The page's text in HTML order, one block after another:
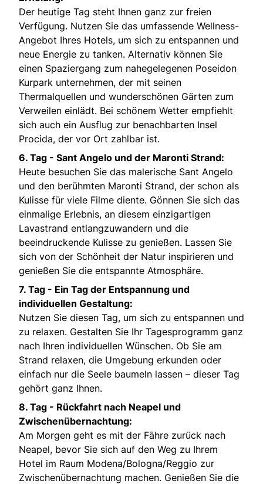
Der heutige Tag steht Ihnen ganz zur freien
Verfügung. Nutzen Sie das umfassende Wellness-
Angebot Ihres Hotels, um sich zu entspannen und
neue Energie zu tanken. Alternativ können Sie
einen Spaziergang zum nahegelegenen Poseidon
Kurpark unternehmen, der mit seinen
Thermalquellen und wunderschönen Gärten zum
Verweilen einlädt. Bei schönem Wetter empfiehlt
sich auch ein Ausflug zur benachbarten Insel
Procida, der vor Ort zahlbar ist.
6. Tag - Sant Angelo und der Maronti Strand:
Heute besuchen Sie das malerische Sant Angelo
und den berühmten Maronti Strand, der schon als
Kulisse für viele Filme diente. Gönnen Sie sich das
einmalige Erlebnis, an diesem einzigartigen
Lavastrand entlangzuwandern und die
beeindruckende Kulisse zu genießen. Lassen Sie
sich von der Schönheit der Natur inspirieren und
genießen Sie die entspannte Atmosphäre.
7. Tag - Ein Tag der Entspannung und
individuellen Gestaltung:
Nutzen Sie diesen Tag, um sich zu entspannen und
zu relaxen. Gestalten Sie Ihr Tagesprogramm ganz
nach Ihren individuellen Wünschen. Ob Sie am
Strand relaxen, die Umgebung erkunden oder
einfach nur die Seele baumeln lassen – dieser Tag
gehört ganz Ihnen.
8. Tag - Rückfahrt nach Neapel und
Zwischenübernachtung:
Am Morgen geht es mit der Fähre zurück nach
Neapel, bevor Sie sich auf den Weg zu Ihrem
Hotel im Raum Modena/Bologna/Reggio zur
Zwischenübernachtung machen. Genießen Sie die